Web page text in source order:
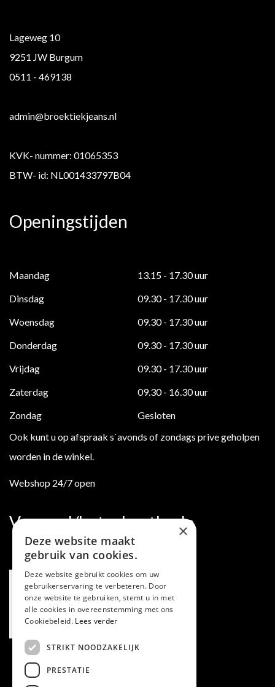
Lageweg 10
9251 JW Burgum
0511 - 469138
admin@broektiekjeans.nl
KVK- nummer: 01065353
BTW- id: NL001433797B04
Openingstijden
Maandag
13.15 - 17.30 uur
Dinsdag
09.30 - 17.30 uur
Woensdag
09.30 - 17.30 uur
Donderdag
09.30 - 17.30 uur
Vrijdag
09.30 - 17.30 uur
Zaterdag
09.30 - 16.30 uur
Zondag
Gesloten
Ook kunt u op afspraak s`avonds of zondags prive geholpen
worden in de winkel.
Webshop 24/7 open
Verzend/betaalmethode
×
Deze website maakt
gebruik van cookies.
Deze website gebruikt cookies om uw
gebruikerservaring te verbeteren. Door
onze website te gebruiken, stemt u in met
alle cookies in overeenstemming met ons
Cookiebeleid. Lees verder
STRIKT NOODZAKELIJK
PRESTATIE